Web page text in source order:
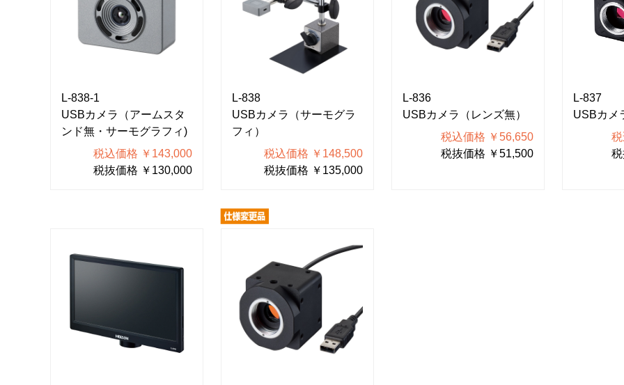
L-838-1
USBカメラ（アームスタ
ンド無・サーモグラフィ)
税込価格 ￥143,000
税抜価格 ￥130,000
L-838
USBカメラ（サーモグラ
フィ）
税込価格 ￥148,500
税抜価格 ￥135,000
L-836
USBカメラ（レンズ無）
税込価格 ￥56,650
税抜価格 ￥51,500
L-837
USBカメ